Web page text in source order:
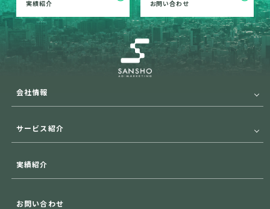
実績紹介 お問い合わせ
会社情報
サービス紹介
実績紹介
お問い合わせ